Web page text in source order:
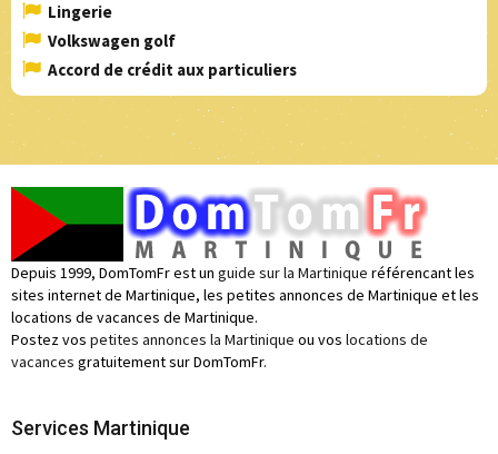
Lingerie
Volkswagen golf
Accord de crédit aux particuliers
Depuis 1999, DomTomFr est un guide sur la Martinique référencant les
sites internet de Martinique, les petites annonces de Martinique et les
locations de vacances de Martinique.
Postez vos petites annonces la Martinique ou vos locations de
vacances gratuitement sur DomTomFr.
Services Martinique